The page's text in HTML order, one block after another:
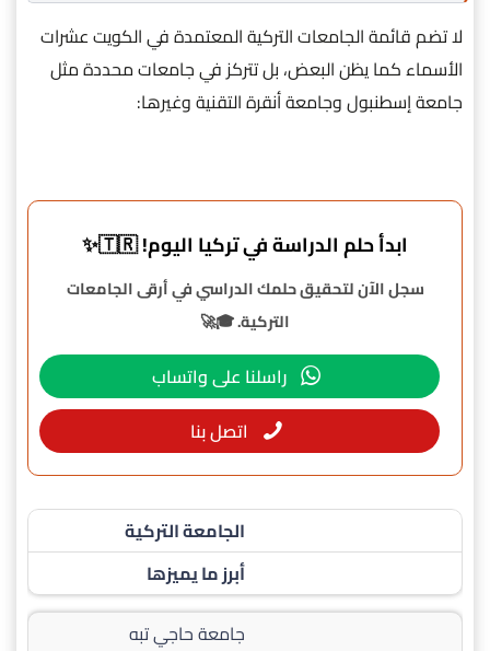
لا تضم قائمة الجامعات التركية المعتمدة في الكويت عشرات
الأسماء كما يظن البعض، بل تتركز في جامعات محددة مثل
جامعة إسطنبول وجامعة أنقرة التقنية وغيرها:
ابدأ حلم الدراسة في تركيا اليوم! 🇹🇷✨
سجل الآن لتحقيق حلمك الدراسي في أرقى الجامعات
التركية. 🎓🚀
راسلنا على واتساب
اتصل بنا
الجامعة التركية
أبرز ما يميزها
جامعة حاجي تبه